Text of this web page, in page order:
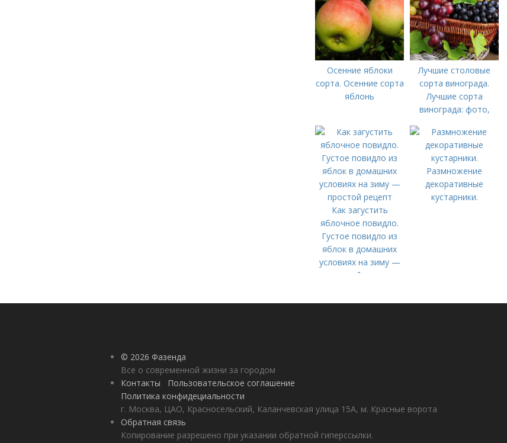
зарослей крапивы? (4
фото)
Осенние яблоки
сорта. Осенние сорта
яблонь
Лучшие столовые
сорта винограда.
Лучшие сорта
винограда: фото,
(каталог)
Как загустить
яблочное повидло.
Густое повидло из
яблок в домашних
условиях на зиму —
простой рецепт
Размножение
декоративные
кустарники.
© 2026 Фазенда
Все о современной жизни за городом
Контакты
Пользовательское соглашение
Политика конфидециальности
г. Москва, ЦАО, Красносельский, Каланчевская улица 15А, м. Красные ворота
Обратная связь
Копирование разрешено при указании обратной гиперссылки.